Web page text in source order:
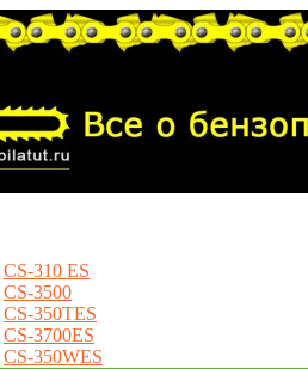
CS-310 ES
CS-3500
CS-350TES
CS-3700ES
CS-350WES